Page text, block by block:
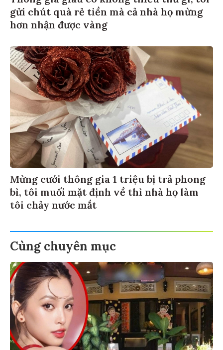
gửi chút quà rẻ tiền mà cả nhà họ mừng
hơn nhận được vàng
Mừng cưới thông gia 1 triệu bị trả phong
bì, tôi muối mặt định về thì nhà họ làm
tôi chảy nước mắt
Cùng chuyên mục